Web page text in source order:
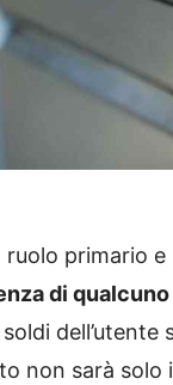
primario e
di
dell’utente
non sarà